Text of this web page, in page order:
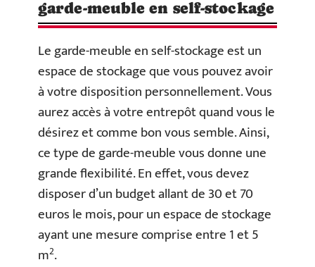
garde-meuble en self-stockage
Le garde-meuble en self-stockage est un
espace de stockage que vous pouvez avoir
à votre disposition personnellement. Vous
aurez accès à votre entrepôt quand vous le
désirez et comme bon vous semble. Ainsi,
ce type de garde-meuble vous donne une
grande flexibilité. En effet, vous devez
disposer d’un budget allant de 30 et 70
euros le mois, pour un espace de stockage
ayant une mesure comprise entre 1 et 5
m2.